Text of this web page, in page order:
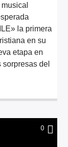
la primera
en su
etapa en
del
0